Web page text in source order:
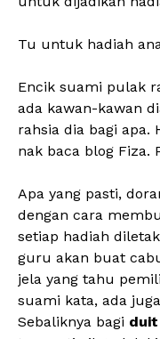
Tu untuk hadiah
Encik suami pulak
ada kawan-kawan
rahsia dia bagi apa.
nak baca blog Fiza.
Apa yang pasti,
dengan cara
setiap hadiah
guru akan buat
jela yang tahu
suami kata, ada
Sebaliknya bagi duit